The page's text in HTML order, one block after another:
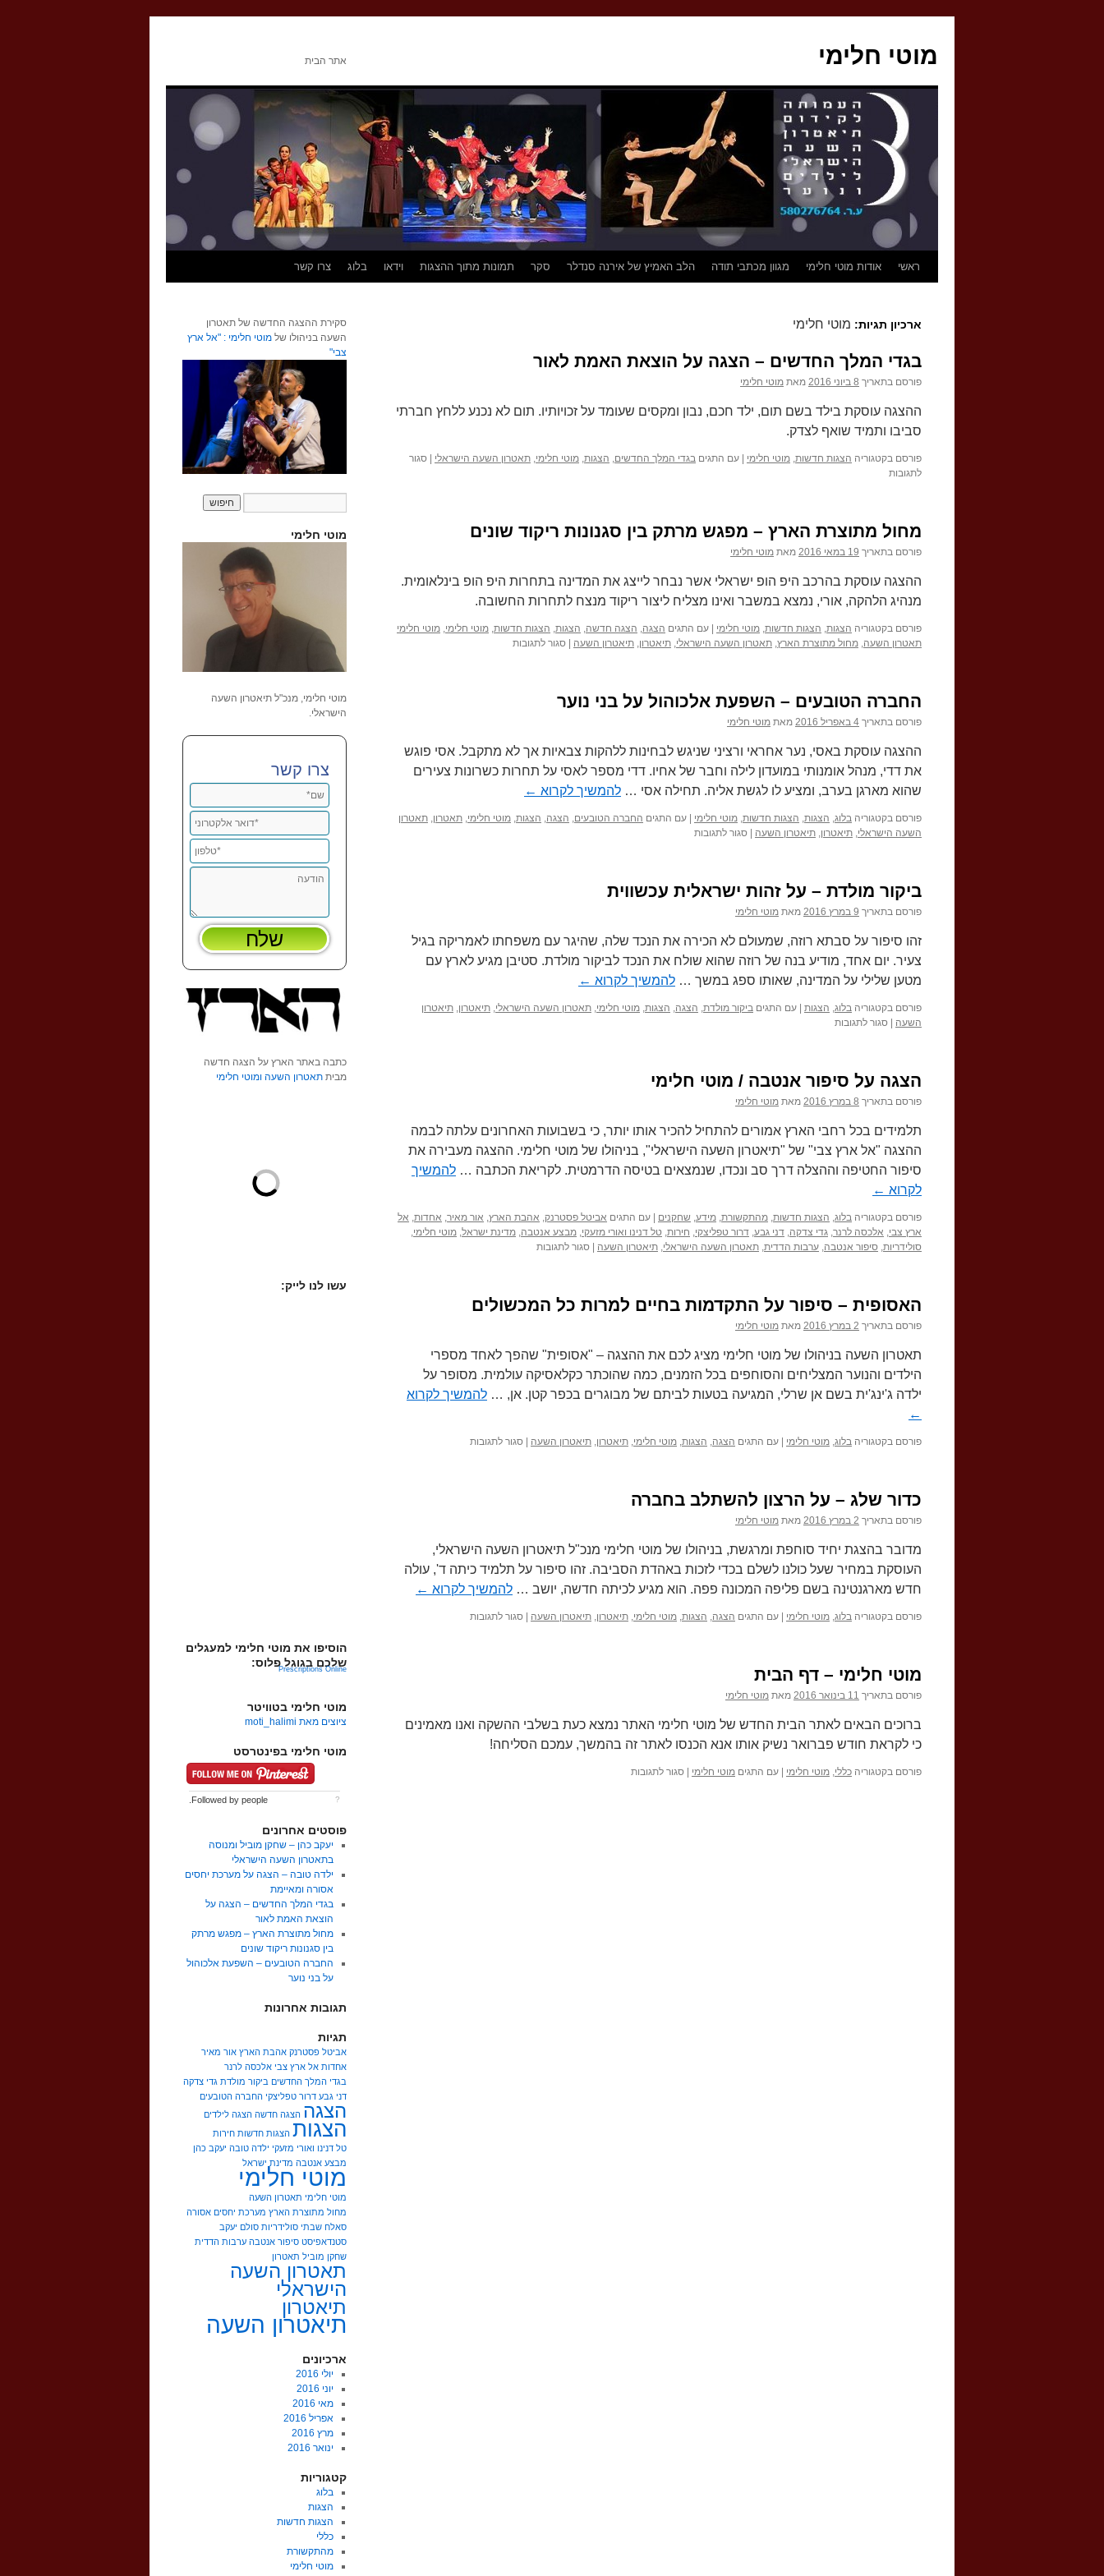
מוטי חלימי אתר הבית
ראשי אודות מוטי חלימי מגוון מכתבי תודה הלב האמיץ של אירנה סנדלר סקר תמונות מתוך ההצגות וידאו בלוג צרו קשר
ארכיון תגיות: מוטי חלימי
בגדי המלך החדשים – הצגה על הוצאת האמת לאור
פורסם בתאריך 8 ביוני 2016 מאת מוטי חלימי
ההצגה עוסקת בילד בשם תום, ילד חכם, נבון ומקסים שעומד על זכויותיו. תום לא נכנע ללחץ חברתי
סביבו ותמיד שואף לצדק.
פורסם בקטגוריה הצגות חדשות, מוטי חלימי עם התגים בגדי המלך החדשים, הצגות, מוטי חלימי, תאטרון השעה הישראלי
סגור
לתגובותעל
–
הוצאת
לאור
מחול מתוצרת הארץ – מפגש מרתק בין סגנונות ריקוד שונים
פורסם בתאריך 19 במאי 2016 מאת מוטי חלימי
ההצגה עוסקת בהרכב היפ הופ ישראלי אשר נבחר לייצג את המדינה בתחרות היפ הופ בינלאומית.
מנהיג הלהקה, אורי, נמצא במשבר ואינו מצליח ליצור ריקוד מנצח לתחרות החשובה.
פורסם בקטגוריה הצגות, הצגות חדשות, מוטי חלימי עם התגים הצגה, הצגה חדשה, הצגות, הצגות חדשות, מוטי חלימי, מוטי חלימי
תאטרון השעה, מחול מתוצרת הארץ, תאטרון השעה הישראלי, תיאטרון, תיאטרון השעה סגור לתגובותעל
בין
ריקוד
החברה הטובעים – השפעת אלכוהול על בני נוער
פורסם בתאריך 4 באפריל 2016 מאת מוטי חלימי
ההצגה עוסקת באסי, נער אחראי ורציני שניגש לבחינות ללהקות צבאיות אך לא מתקבל. אסי פוגש
את דדי, מנהל אומנותי במועדון לילה וחבר של אחיו. דדי מספר לאסי על תחרות כשרונות צעירים
שהוא מארגן בערב, ומציע לו לגשת אליה. תחילה אסי … להמשיך לקרוא ←
פורסם בקטגוריה בלוג, הצגות, הצגות חדשות, מוטי חלימי עם התגים החברה הטובעים, הצגה, הצגות, מוטי חלימי, תאטרון, תאטרון
השעה הישראלי, תיאטרון, תיאטרון השעה סגור לתגובותעל
השפעת
בני
ביקור מולדת – על זהות ישראלית עכשווית
פורסם בתאריך 9 במרץ 2016 מאת מוטי חלימי
זהו סיפור על סבתא רוזה, שמעולם לא הכירה את הנכד שלה, שהיגר עם משפחתו לאמריקה בגיל
צעיר. יום אחד, מודיע בנה של רוזה שהוא שולח את הנכד לביקור מולדת. סטיבן מגיע לארץ עם
מטען שלילי על המדינה, שאותו ספג במשך … להמשיך לקרוא ←
פורסם בקטגוריה בלוג, הצגות עם התגים ביקור מולדת, הצגה, הצגות, מוטי חלימי, תאטרון השעה הישראלי, תיאטרון, תיאטרון
השעה
סגור לתגובותעל
על
זהות
עכשווית
הצגה על סיפור אנטבה / מוטי חלימי
פורסם בתאריך 8 במרץ 2016 מאת מוטי חלימי
תלמידים בכל רחבי הארץ אמורים להתחיל להכיר אותו יותר, כי בשבועות האחרונים עלתה לבמה
ההצגה "אל ארץ צבי" של "תיאטרון השעה הישראלי", בניהולו של מוטי חלימי. ההצגה מעבירה את
סיפור החטיפה וההצלה דרך סב ונכדו, שנמצאים בטיסה הדרמטית. לקריאת הכתבה … להמשיך
לקרוא ←
פורסם בקטגוריה בלוג, הצגות חדשות, מהתקשורת, מידע, שחקנים עם התגים אביטל פסטרנק, אהבת הארץ, אור מאיר, אחדות, אל
ארץ צבי, אלכסה לרנר, גדי צדקה, דני גבע, דרור טפליצקי, חירות, טל דנינו ואורי מזעקי, מבצע אנטבה, מדינת ישראל, מוטי חלימי,
סולידריות, סיפור אנטבה, ערבות הדדית, תאטרון השעה הישראלי, תיאטרון השעה סגור לתגובותעל
אנטבה
חלימי
האסופית – סיפור על התקדמות בחיים למרות כל המכשולים
פורסם בתאריך 2 במרץ 2016 מאת מוטי חלימי
תאטרון השעה בניהולו של מוטי חלימי מציג לכם את ההצגה – "אסופית" שהפך לאחד מספרי
הילדים והנוער המצליחים והסוחפים בכל הזמנים, כמה שהוכתר כקלאסיקה עולמית. מסופר על
ילדה ג'ינג'ית בשם אן שרלי, המגיעה בטעות לביתם של מבוגרים בכפר קטן. אן, … להמשיך לקרוא
←
פורסם בקטגוריה בלוג, מוטי חלימי עם התגים הצגה, הצגות, מוטי חלימי, תיאטרון, תיאטרון השעה סגור לתגובותעל
למרות
המכשולים
כדור שלג – על הרצון להשתלב בחברה
פורסם בתאריך 2 במרץ 2016 מאת מוטי חלימי
מדובר בהצגת יחיד סוחפת ומרגשת, בניהולו של מוטי חלימי מנכ"ל תיאטרון השעה הישראלי,
העוסקת במחיר שעל כולנו לשלם בכדי לזכות באהדת הסביבה. זהו סיפור על תלמיד כיתה ד', עולה
חדש מארגנטינה בשם פליפה המכונה פפה. הוא מגיע לכיתה חדשה, יושב … להמשיך לקרוא ←
פורסם בקטגוריה בלוג, מוטי חלימי עם התגים הצגה, הצגות, מוטי חלימי, תיאטרון, תיאטרון השעה סגור לתגובותעל
בחברה
מוטי חלימי – דף הבית
פורסם בתאריך 11 בינואר 2016 מאת מוטי חלימי
ברוכים הבאים לאתר הבית החדש של מוטי חלימי האתר נמצא כעת בשלבי ההשקה ואנו מאמינים
כי לקראת חודש פברואר נשיק אותו אנא הכנסו לאתר זה בהמשך, עמכם הסליחה!
פורסם בקטגוריה כללי, מוטי חלימי עם התגים מוטי חלימי סגור לתגובותעל
סקירת ההצגה החדשה של תאטרון
השעה בניהולו של מוטי חלימי : "אל ארץ
צבי"
מוטי חלימי
מוטי חלימי, מנכ"ל תיאטרון השעה
הישראלי.
צרו קשר
כתבה באתר הארץ על הצגה חדשה
מבית תאטרון השעה ומוטי חלימי
עשו לנו לייק:
הוסיפו את מוטי חלימי למעגלים
שלכם בגוגל פלוס:
Prescriptions Online
מוטי חלימי בטוויטר
ציוצים מאת moti_halimi
מוטי חלימי בפינטרסט
Followed by people. ?
פוסטים אחרונים
יעקב כהן – שחקן מוביל ומנוסה
בתאטרון השעה הישראלי
ילדה טובה – הצגה על מערכת יחסים
אסורה ומאיימת
בגדי המלך החדשים – הצגה על
הוצאת האמת לאור
מחול מתוצרת הארץ – מפגש מרתק
בין סגנונות ריקוד שונים
החברה הטובעים – השפעת אלכוהול
על בני נוער
תגובות אחרונות
תגיות
אביטל פסטרנק אהבת הארץ אור מאיר
אחדות אל ארץ צבי אלכסה לרנר
בגדי המלך החדשים ביקור מולדת גדי צדקה
דני גבע דרור טפליצקי החברה הטובעים
הצגה הצגה חדשה הצגה לילדים
הצגות הצגות חדשות חירות
טל דנינו ואורי מזעקי ילדה טובה יעקב כהן
מבצע אנטבה מדינת ישראל
מוטי חלימי
מוטי חלימי תאטרון השעה
מחול מתוצרת הארץ מערכת יחסים אסורה
סאלח שבתי סולידריות סולם יעקב
סטנדאפיסט סיפור אנטבה ערבות הדדית
שחקן מוביל תאטרון
תאטרון השעה
הישראלי
תיאטרון
תיאטרון השעה
ארכיונים
יולי 2016
יוני 2016
מאי 2016
אפריל 2016
מרץ 2016
ינואר 2016
קטגוריות
בלוג
הצגות
הצגות חדשות
כללי
מהתקשורת
מוטי חלימי